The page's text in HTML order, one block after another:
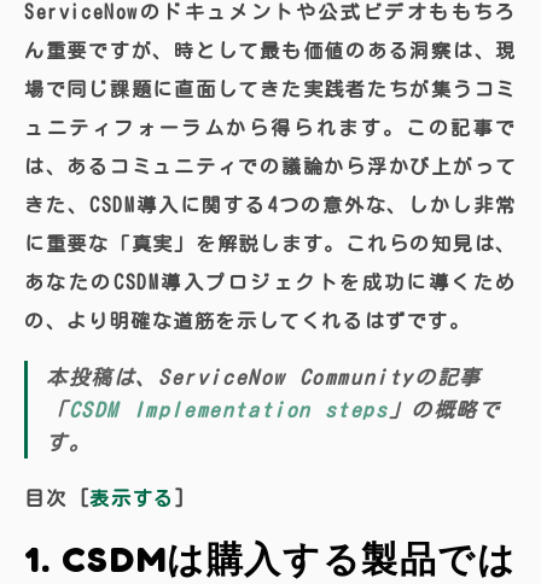
ServiceNowのドキュメントや公式ビデオももちろ
ん重要ですが、時として最も価値のある洞察は、現
場で同じ課題に直面してきた実践者たちが集うコミ
ュニティフォーラムから得られます。この記事で
は、あるコミュニティでの議論から浮かび上がって
きた、CSDM導入に関する4つの意外な、しかし非常
に重要な「真実」を解説します。これらの知見は、
あなたのCSDM導入プロジェクトを成功に導くため
の、より明確な道筋を示してくれるはずです。
本投稿は、ServiceNow Communityの記事
「 CSDM Implementation steps 」の概略で
す。
目次 [表示する
1. CSDMは購入する製品では